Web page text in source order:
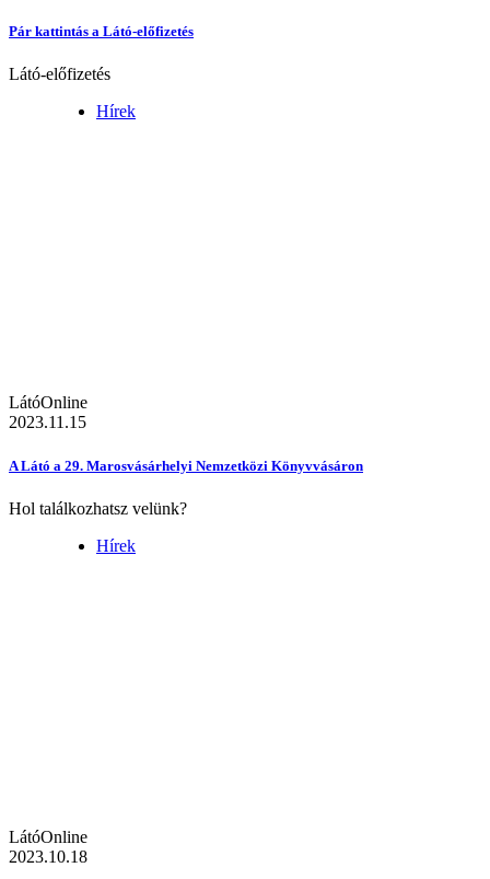
Pár kattintás a Látó-előfizetés
Látó-előfizetés
Hírek
LátóOnline
2023.11.15
A Látó a 29. Marosvásárhelyi Nemzetközi Könyvvásáron
Hol találkozhatsz velünk?
Hírek
LátóOnline
2023.10.18